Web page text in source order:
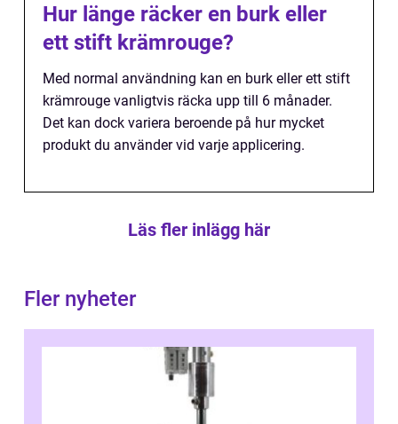
Hur länge räcker en burk eller
ett stift krämrouge?
Med normal användning kan en burk eller ett stift
krämrouge vanligtvis räcka upp till 6 månader.
Det kan dock variera beroende på hur mycket
produkt du använder vid varje applicering.
Läs fler inlägg här
Fler nyheter